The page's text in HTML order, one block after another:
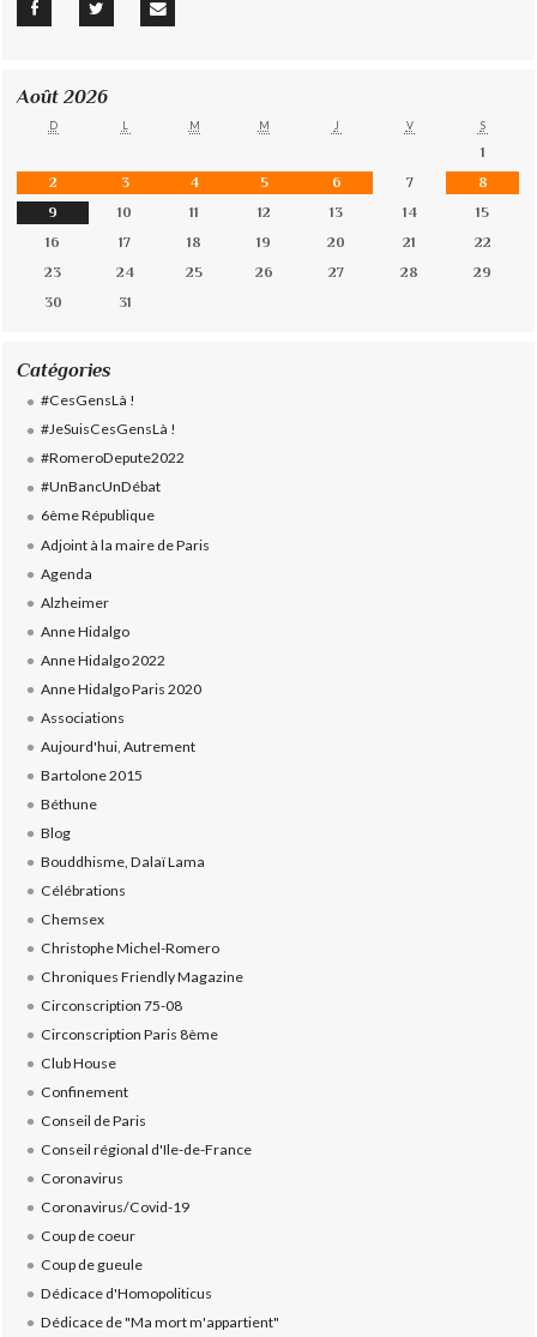
Août 2026
D L M M J V S
1
2
3 4 5 6 7
8
9
10 11 12 13 14
15
16
17 18 19 20 21
22
23
24 25 26 27 28
29
30
31
Catégories
#CesGensLà !
#JeSuisCesGensLà !
#RomeroDepute2022
#UnBancUnDébat
6ème République
Adjoint à la maire de Paris
Agenda
Alzheimer
Anne Hidalgo
Anne Hidalgo 2022
Anne Hidalgo Paris 2020
Associations
Aujourd'hui, Autrement
Bartolone 2015
Béthune
Blog
Bouddhisme, Dalaï Lama
Célébrations
Chemsex
Christophe Michel-Romero
Chroniques Friendly Magazine
Circonscription 75-08
Circonscription Paris 8ème
Club House
Confinement
Conseil de Paris
Conseil régional d'Ile-de-France
Coronavirus
Coronavirus/Covid-19
Coup de coeur
Coup de gueule
Dédicace d'Homopoliticus
Dédicace de "Ma mort m'appartient"